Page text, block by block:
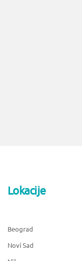
Lokacije
Beograd
Novi Sad